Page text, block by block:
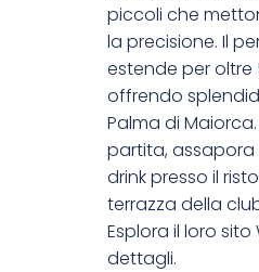
piccoli che
la precisione. Il
estende per oltre
offrendo
Palma di
partita,
drink presso il
terrazza della
Esplora il loro sito
dettagli.